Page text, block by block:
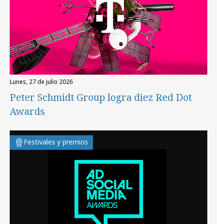
lunes, 27 de julio 2026
Peter Schmidt Group logra diez Red Dot
Awards
Festivales y premios